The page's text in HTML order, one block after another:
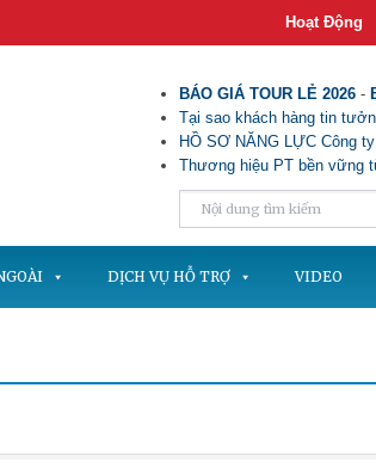
Hoạt Động
BÁO GIÁ TOUR LẺ 2026 -
Tại sao khách hàng tin
HỒ SƠ NĂNG LỰC Công
Thương hiệu PT bền vững
DỊCH VỤ HỖ TRỢ VIDEO